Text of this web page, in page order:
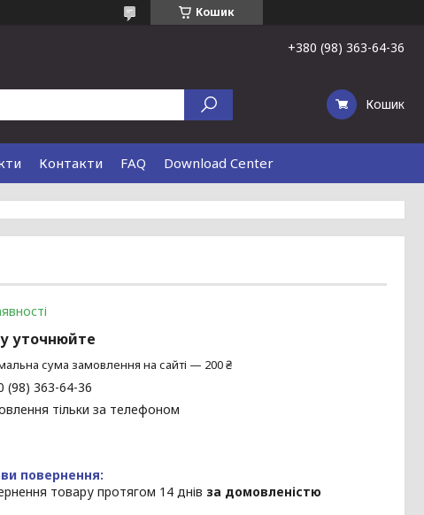
Кошик
+380 (98) 363-64-36
Кошик
Контакти FAQ Download Center
уточнюйте
сума замовлення на сайті — 200 ₴
(98) 363-64-36
тільки за телефоном
товару протягом 14 днів за домовленістю